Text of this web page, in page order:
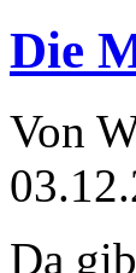
Die
Von
Da